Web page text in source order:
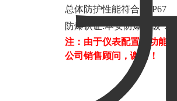
总体防护性能符合：IP67
防爆认证:本安防爆等级：
注：由于仪表配置和功能
公司销售顾问，谢谢！